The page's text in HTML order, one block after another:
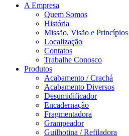
A Empresa
Quem Somos
História
Missão, Visão e Princípios
Localização
Contatos
Trabalhe Conosco
Produtos
Acabamento / Crachá
Acabamento Diversos
Desumidificador
Encadernação
Fragmentadora
Grampeador
Guilhotina / Refiladora